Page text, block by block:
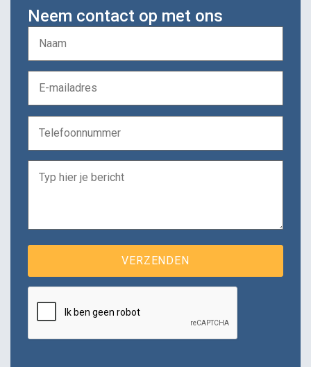
Neem contact op met ons